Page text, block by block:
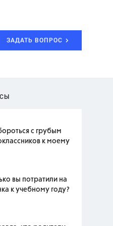
ЗАДАТЬ ВОПРОС
с грубым
к моему
вы потратили на
к учебному году?